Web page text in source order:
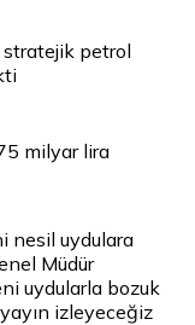
petrol
milyar lira
nesil uydulara
Müdür
uydularla bozuk
izleyeceğiz